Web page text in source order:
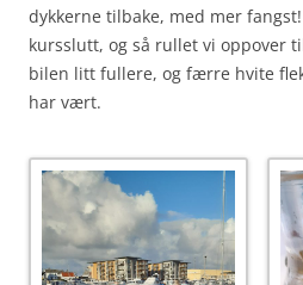
dykkerne tilbake, med mer
kursslutt, og så rullet vi oppover
bilen litt fullere, og færre hvite
har vært.